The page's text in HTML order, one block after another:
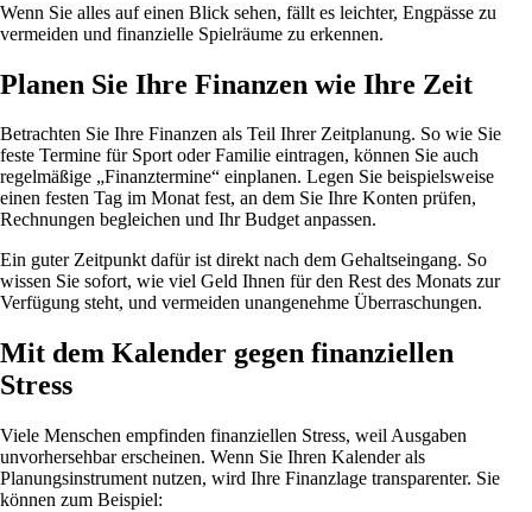
Wenn Sie alles auf einen Blick sehen, fällt es leichter, Engpässe zu
vermeiden und finanzielle Spielräume zu erkennen.
Planen Sie Ihre Finanzen wie Ihre Zeit
Betrachten Sie Ihre Finanzen als Teil Ihrer Zeitplanung. So wie Sie
feste Termine für Sport oder Familie eintragen, können Sie auch
regelmäßige „Finanztermine“ einplanen. Legen Sie beispielsweise
einen festen Tag im Monat fest, an dem Sie Ihre Konten prüfen,
Rechnungen begleichen und Ihr Budget anpassen.
Ein guter Zeitpunkt dafür ist direkt nach dem Gehaltseingang. So
wissen Sie sofort, wie viel Geld Ihnen für den Rest des Monats zur
Verfügung steht, und vermeiden unangenehme Überraschungen.
Mit dem Kalender gegen finanziellen
Stress
Viele Menschen empfinden finanziellen Stress, weil Ausgaben
unvorhersehbar erscheinen. Wenn Sie Ihren Kalender als
Planungsinstrument nutzen, wird Ihre Finanzlage transparenter. Sie
können zum Beispiel: